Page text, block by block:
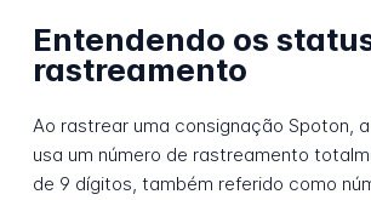
Entendendo os
rastreamento
Ao rastrear uma consignação Spoton,
usa um número de rastreamento
de 9 dígitos, também referido como